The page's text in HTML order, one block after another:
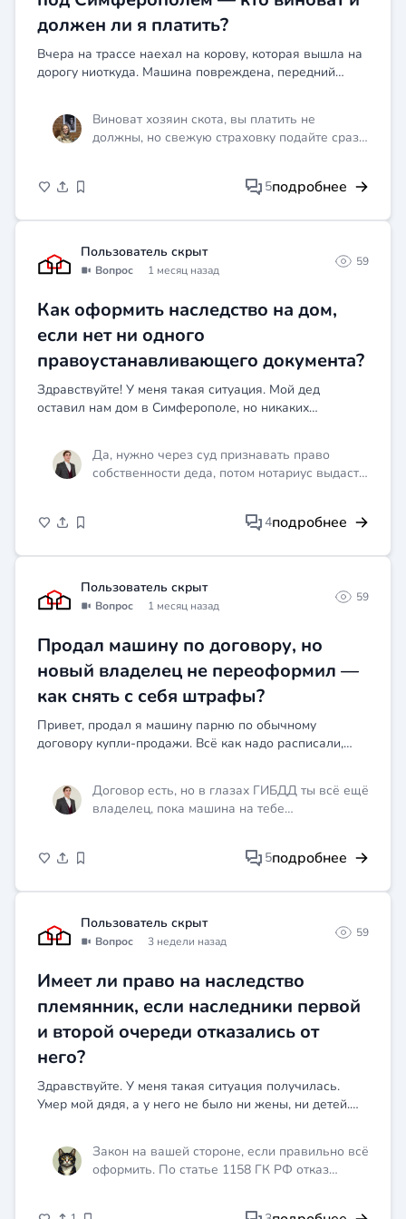
должен ли я платить?
Вчера на трассе наехал на корову, которая вышла на
дорогу ниоткуда. Машина повреждена, передний
виноват и до...Виноват хозяин скота, вы платить не
должны, но свежую страховку подайте сразу
которые оно причинило, если только не
проезжей части, это явно халатность
собственника. Статья 1079 чётко говорит, что
владелец животного обязан следить, чтобы
оно не причиняло вреда. Ваша задача:
оформить ДТП (да, это считается аварией),
написать в свою страховую компанию с фото
повреждений и объяснением, что сбил скот.
Страховка изучит степень вины владельца
животного и будет разбираться с ним
напрямую. Если дело дойдёт до суда,
ГИБДДа, показания очевидцев, если они
были. На суде настаивайте на применении
именно статьи 1079 ГК. Платить за корову
машины сначала сделайте через страховку
или ждите решения суда, если владелец
животного будет доказывать вашу
5подробнее
Пользователь скрыт
Вопрос 1 месяц назад
59
Как оформить наследство на дом,
если нет ни одного
правоустанавливающего документа?
Здравствуйте! У меня такая ситуация. Мой дед
оставил нам дом в Симферополе, но никаких
люди жил...Да, нужно через суд признавать право
собственности деда, потом нотариус выдаст
4подробнее
Пользователь скрыт
Вопрос 1 месяц назад
59
Продал машину по договору, но
новый владелец не переоформил —
как снять с себя штрафы?
Привет, продал я машину парню по обычному
договору купли-продажи. Всё как надо расписали,
временем...Договор есть, но в глазах ГИБДД ты всё ещё
владелец, пока машина на тебе
заявление в полицию о том, что машину
просьбой снять авто с учёта в связи с
отчуждением, указав реквизиты договора и
данные покупателя. Если ГИБДД откажет, то
суд. Штрафы, которые придут после твоего
официального заявления, уже твоей вины не
будут.
5подробнее
Пользователь скрыт
Вопрос 3 недели назад
59
Имеет ли право на наследство
племянник, если наследники первой
и второй очереди отказались от
него?
Здравствуйте. У меня такая ситуация получилась.
Умер мой дядя, а у него не было ни жены, ни детей.
Закон на вашей стороне, если правильно всё
оформить. По статье 1158 ГК РФ отказ